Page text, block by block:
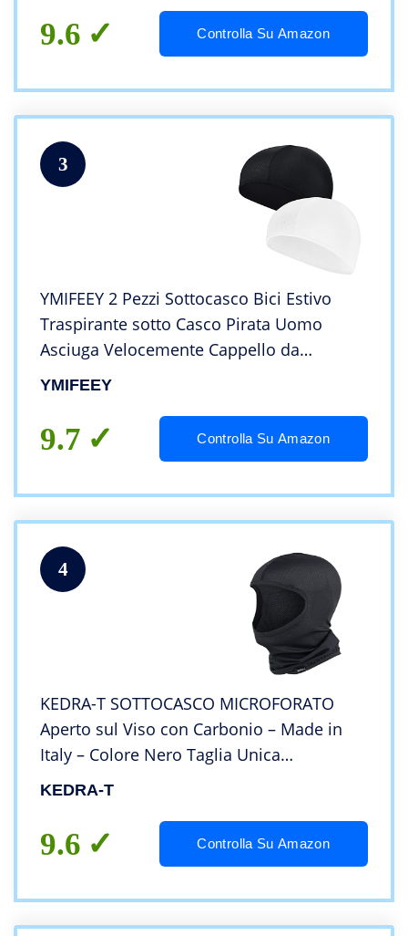
9.6 Controlla Su Amazon
3
YMIFEEY 2 Pezzi Sottocasco Bici Estivo
Traspirante sotto Casco Pirata Uomo
Asciuga Velocemente Cappello da
Ciclismo Bandana Sportivo Uomo Donna
YMIFEEY
9.7 Controlla Su Amazon
4
KEDRA-T SOTTOCASCO MICROFORATO
Aperto sul Viso con Carbonio – Made in
Italy – Colore Nero Taglia Unica
Traspirante Carbonio Uomo Donna Unisex
Leggera
KEDRA-T
9.6 Controlla Su Amazon